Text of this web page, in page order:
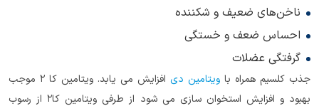
ناخن‌های ضعیف و شکننده
احساس ضعف و خستگی
گرفتگی عضلات
جذب کلسیم همراه با ویتامین دی
افزایش می یابد. ویتامین کا ٢ موجب
بهبود و افزایش استخوان سازی می شود از طرفی ویتامین کا٢ از رسوب